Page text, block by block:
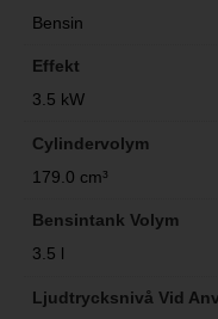
Bensin
Effekt
3.5 kW
Cylindervolym
179.0 cm³
Bensintank Volym
3.5 l
Ljudtrycksnivå Vid